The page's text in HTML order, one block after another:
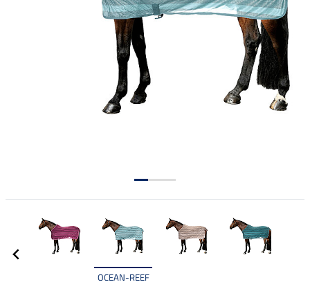
OCEAN-REEF